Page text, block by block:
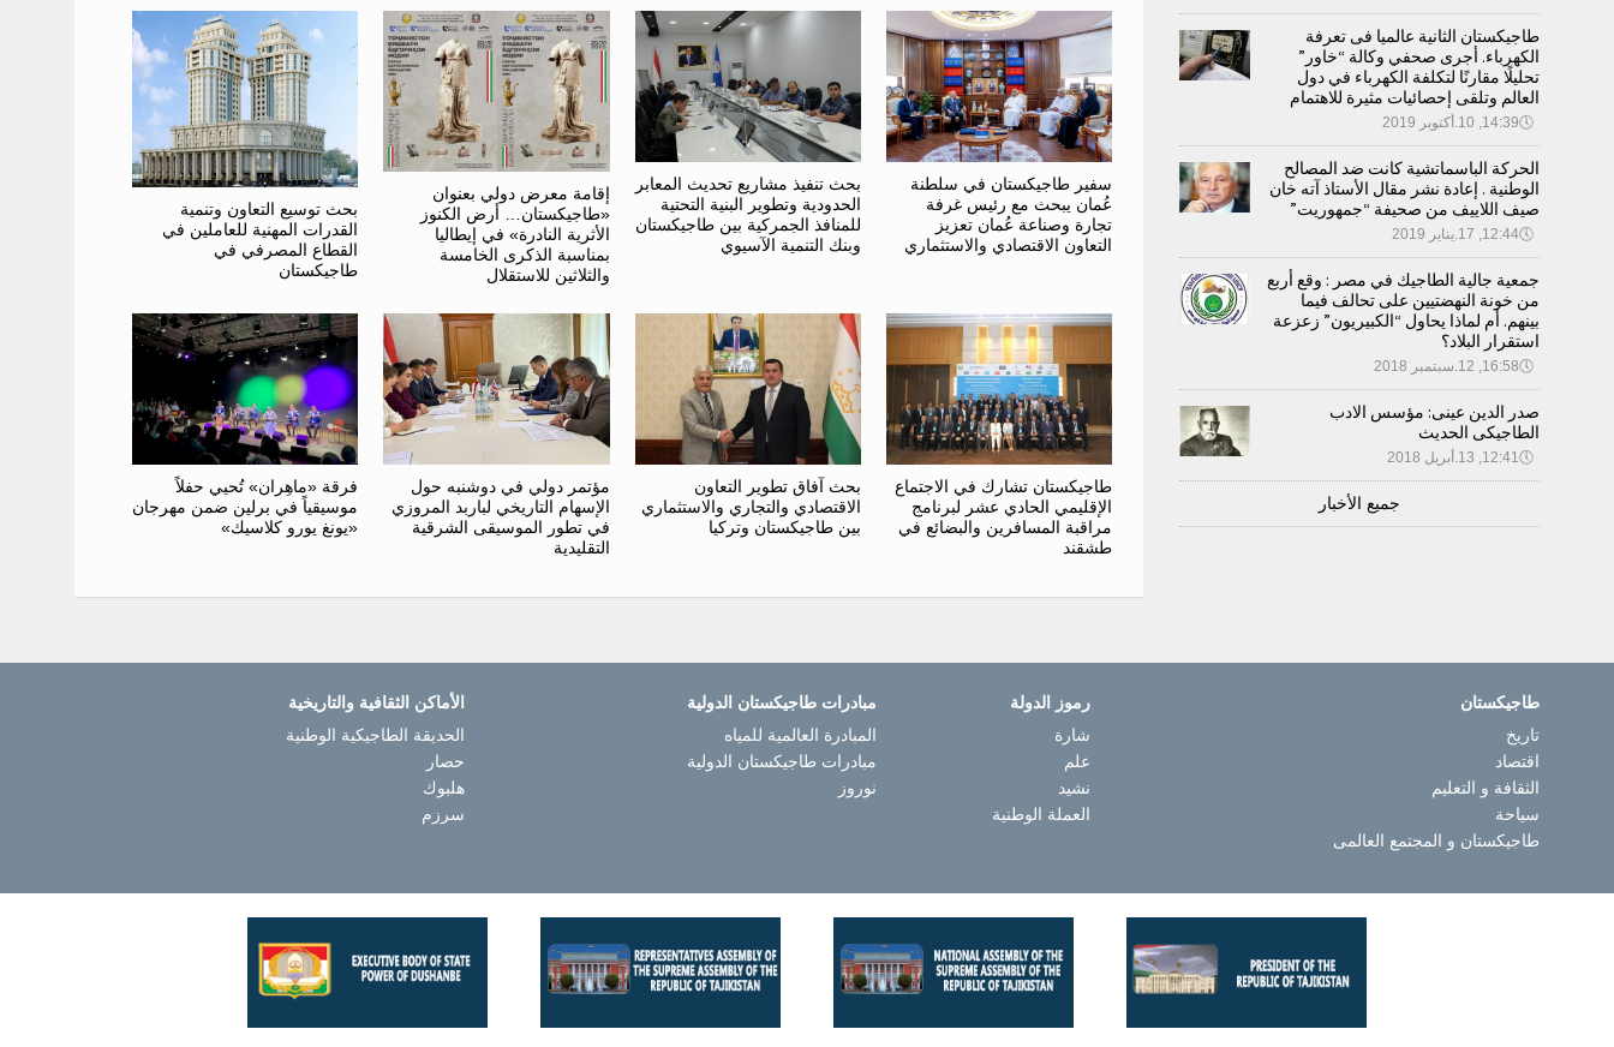
سفير طاجيكستان في سلطنة
عُمان يبحث مع رئيس غرفة
تجارة وصناعة عُمان تعزيز
التعاون الاقتصادي والاستثماري
بحث تنفيذ مشاريع تحديث المعابر
الحدودية وتطوير البنية التحتية
للمنافذ الجمركية بين طاجيكستان
وبنك التنمية الآسيوي
إقامة معرض دولي بعنوان
«طاجيكستان… أرض الكنوز
الأثرية النادرة» في إيطاليا
بمناسبة الذكرى الخامسة
والثلاثين للاستقلال
بحث توسيع التعاون وتنمية
القدرات المهنية للعاملين في
القطاع المصرفي في
طاجيكستان
طاجيكستان تشارك في الاجتماع
الإقليمي الحادي عشر لبرنامج
مراقبة المسافرين والبضائع في
طشقند
بحث آفاق تطوير التعاون
الاقتصادي والتجاري والاستثماري
بين طاجيكستان وتركيا
مؤتمر دولي في دوشنبه حول
الإسهام التاريخي لباربد المروزي
في تطور الموسيقى الشرقية
التقليدية
فرقة «ماهِران» تُحيي حفلاً
موسيقياً في برلين ضمن مهرجان
«يونغ يورو كلاسيك»
طاجيكستان الثانية عالميا فى تعرفة
الكهرباء. أجرى صحفي وكالة “خاور”
تحليلًا مقارنًا لتكلفة الكهرباء في دول
العالم وتلقى إحصائيات مثيرة للاهتمام
🕔14:39, 10.أكتوبر 2019
الحركة الباسماتشية كانت ضد المصالح
الوطنية . إعادة نشر مقال الأستاذ آته خان
صيف اللاييف من صحيفة “جمهوريت”
🕔12:44, 17.يناير 2019
جمعية جالية الطاجيك في مصر : وقع أربع
من خونة النهضتيين على تحالف فيما
بينهم. أم لماذا يحاول “الكبيريون” زعزعة
استقرار البلاد؟
🕔16:58, 12.سبتمبر 2018
صدر الدين عينى: مؤسس الادب
الطاجيكى الحديث
🕔12:41, 13.أبريل 2018
جميع الأخبار
طاجيكستان
تاريخ
اقتصاد
الثقافة و التعليم
سياحة
طاجيكستان و المجتمع العالمى
رموز الدولة
شارة
علم
نشيد
العملة الوطنية
مبادرات طاجيكستان الدولية
المبادرة العالمية للمياه
مبادرات طاجيكستان الدولية
نوروز
الأماكن الثقافية والتاريخية
الحديقة الطاجيكية الوطنية
حصار
هلبوك
سرزم